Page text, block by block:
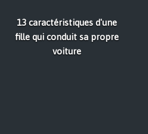
13 caractéristiques d'une
fille qui conduit sa propre
voiture